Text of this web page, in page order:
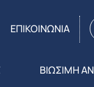
ΕΠΙΚΟΙΝΩΝΙΑ
ΒΙΩΣΙΜΗ